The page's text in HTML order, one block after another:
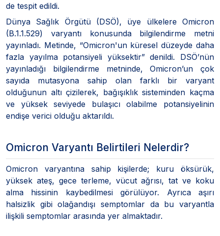
de tespit edildi.
Dünya Sağlık Örgütü (DSÖ), üye ülkelere Omicron
(B.1.1.529) varyantı konusunda bilgilendirme metni
yayınladı. Metinde, “Omicron'un küresel düzeyde daha
fazla yayılma potansiyeli yüksektir” denildi. DSÖ’nün
yayınladığı bilgilendirme metninde, Omicron’un çok
sayıda mutasyona sahip olan farklı bir varyant
olduğunun altı çizilerek, bağışıklık sisteminden kaçma
ve yüksek seviyede bulaşıcı olabilme potansiyelinin
endişe verici olduğu aktarıldı.
Omicron Varyantı Belirtileri Nelerdir?
Omicron varyantına sahip kişilerde; kuru öksürük,
yüksek ateş, gece terleme, vücut ağrısı, tat ve koku
alma hissinin kaybedilmesi görülüyor. Ayrıca aşırı
halsizlik gibi olağandışı semptomlar da bu varyantla
ilişkili semptomlar arasında yer almaktadır.